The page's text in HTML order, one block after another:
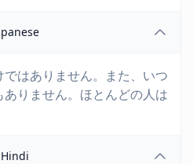
はありません。また、いつ
りません。ほとんどの人は
Hindi